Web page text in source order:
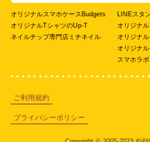
オリジナルスマホケースBudgets
オリジナルTシャツのUp-T
ネイルチップ専門店ミチネイル
LINEスタ
オリジナ
オリジナ
オリジナ
スマホラボ
ご利用規約
プライバシーポリシー